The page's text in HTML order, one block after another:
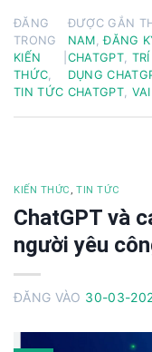
ĐĂNG
TRONG
KIẾN
THỨC
TIN TỨC
ĐƯỢC GẮN
NAM ,ĐĂNG
CHATGPT
DỤNG
CHATGPT
KIẾN THỨC ,TIN TỨC
ChatGPT và
người yêu
ĐĂNG VÀO 30-03-